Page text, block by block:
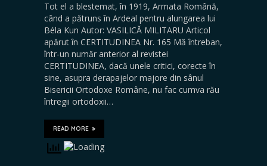
Tot el a blestemat, în 1919, Armata Română,
când a pătruns în Ardeal pentru alungarea lui
Béla Kun Autor: VASILICĂ MILITARU Articol
apărut în CERTITUDINEA Nr. 165 Mă întreban,
într-un număr anterior al revistei
CERTITUDINEA, dacă unele critici, corecte în
sine, asupra derapajelor majore din sânul
Bisericii Ortodoxe Române, nu fac cumva rău
întregii ortodoxii…
READ MORE